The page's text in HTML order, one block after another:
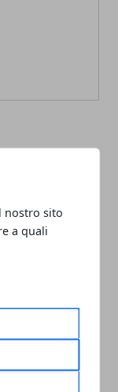
nostro sito
a quali